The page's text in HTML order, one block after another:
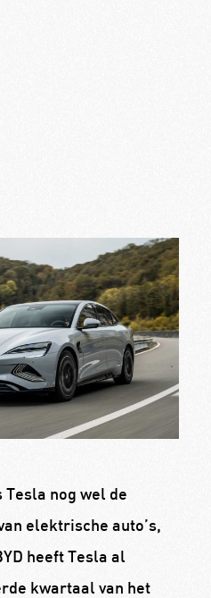
Tesla nog wel de
elektrische auto’s,
heeft Tesla al
kwartaal van het